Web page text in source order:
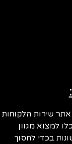
שירות הלקוחות
למצוא מגוון
בכדי לחסוך